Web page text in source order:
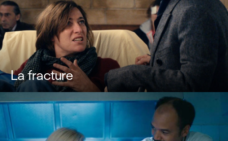
La fracture